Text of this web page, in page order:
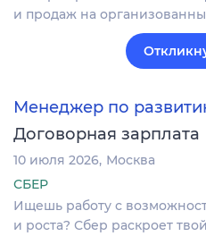
и продаж на
Менеджер по
Договорная зарплата
10 июля 2026 Москва
СБЕР
Ищешь работу с
и роста? Сбер раскроет